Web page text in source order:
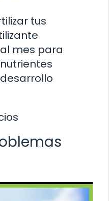
tus
mes para